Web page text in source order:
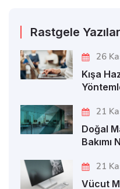
Rastgele Yazılar
26
Kışa
21
Doğal
Bakımı
21
Vücut